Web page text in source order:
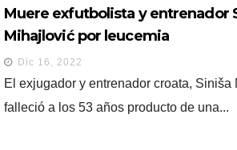
Muere exfutbolista y entrenador
Mihajlović por leucemia
Dic 16, 2022
El exjugador y entrenador croata, Siniša
falleció a los 53 años producto de una...